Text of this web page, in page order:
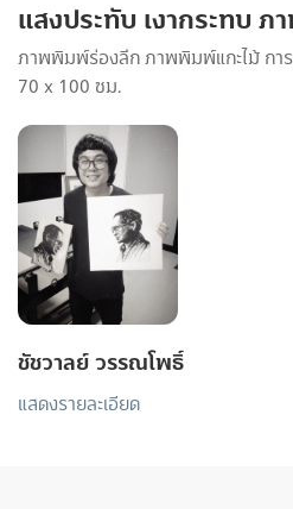
แสงประทับ เงากระทบ ภ
ภาพพิมพ์ร่องลึก ภาพพิมพ์แกะไม้ กา
70 x 100 ซม.
ชัชวาลย์ วรรณโพธิ์
แสดงรายละเอียด